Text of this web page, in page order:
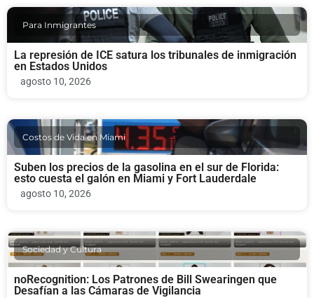
Para Inmigrantes
La represión de ICE satura los tribunales de inmigración
en Estados Unidos
agosto 10, 2026
Costos de Vida en Miami
Suben los precios de la gasolina en el sur de Florida:
esto cuesta el galón en Miami y Fort Lauderdale
agosto 10, 2026
Sociedad y Cultura
noRecognition: Los Patrones de Bill Swearingen que
Desafían a las Cámaras de Vigilancia